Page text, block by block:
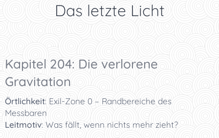
Das letzte Licht
Kapitel 204: Die verlorene
Gravitation
Örtlichkeit: Exil-Zone 0 – Randbereiche des
Messbaren
Leitmotiv: Was fällt, wenn nichts mehr zieht?